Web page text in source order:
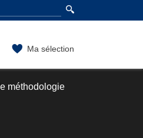
Ma sélection
méthodologie